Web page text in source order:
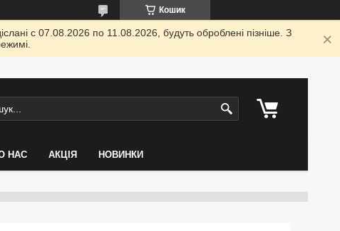
Кошик
с 07.08.2026 по 11.08.2026, будуть оброблені пізніше. З
НАС АКЦІЯ НОВИНКИ